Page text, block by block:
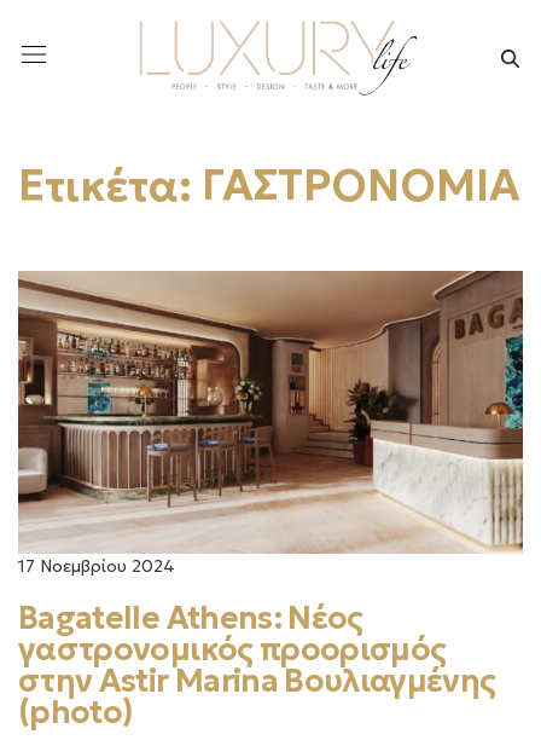
Ετικέτα: ΓΑΣΤΡΟΝΟΜΙΑ
17 Νοεμβρίου 2024
Bagatelle Athens: Νέος
γαστρονομικός προορισμός
στην Astir Marina Βουλιαγμένης
(photo)